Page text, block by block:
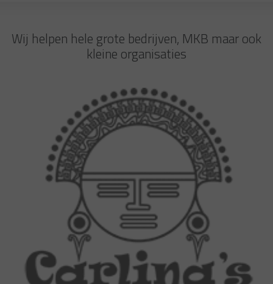
Wij helpen hele grote bedrijven, MKB maar ook
kleine organisaties